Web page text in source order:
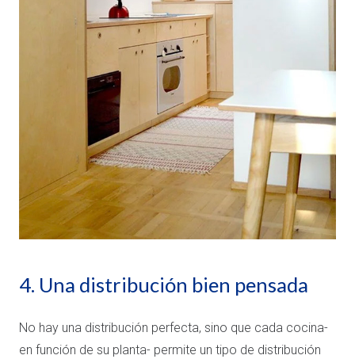
4. Una distribución bien pensada
No hay una distribución perfecta, sino que cada cocina-
en función de su planta- permite un tipo de distribución